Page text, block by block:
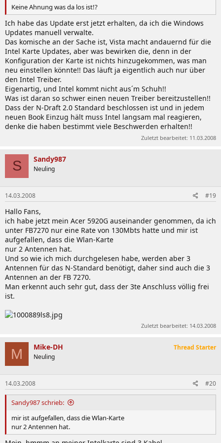
Keine Ahnung was da los ist!?
Ich habe das Update erst jetzt erhalten, da ich die Windows
Updates manuell verwalte.
Das komische an der Sache ist, Vista macht andauernd für die
Intel Karte Updates, aber was bewirken die, denn in der
Konfiguration der Karte ist nichts hinzugekommen, was man
neu einstellen könnte!! Das läuft ja eigentlich auch nur über
den Intel Treiber.
Eigenartig, und Intel kommt nicht aus´m Schuh!!
Was ist daran so schwer einen neuen Treiber bereitzustellen!!
Dass der N-Draft 2.0 Standard beschlossen ist und in jedem
neuen Book Einzug hält muss Intel langsam mal reagieren,
denke die haben bestimmt viele Beschwerden erhalten!!
Zuletzt bearbeitet: 11.03.2008
S Sandy987
Neuling
14.03.2008 #19
Hallo Fans,
ich habe jetzt mein Acer 5920G auseinander genommen, da ich
unter FB7270 nur eine Rate von 130Mbts hatte und mir ist
aufgefallen, dass die Wlan-Karte
nur 2 Antennen hat.
Und so wie ich mich durchgelesen habe, werden aber 3
Antennen für das N-Standard benötigt, daher sind auch die 3
Antennen an der FB 7270.
Man erkennt auch sehr gut, dass der 3te Anschluss völlig frei
ist.
Zuletzt bearbeitet: 14.03.2008
M Mike-DH
Neuling
Thread Starter
14.03.2008 #20
Sandy987 schrieb:
mir ist aufgefallen, dass die Wlan-Karte
nur 2 Antennen hat.